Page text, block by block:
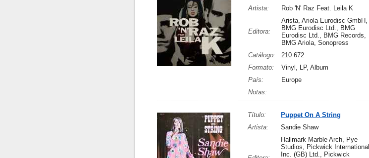
Artista:
Rob 'N' Raz Feat. Leila K
Editora:
Arista, Ariola Eurodisc GmbH,
BMG Eurodisc Ltd., BMG
Eurodisc Ltd., BMG Records,
BMG Ariola, Sonopress
Catálogo: 210 672
Formato:
Vinyl, LP, Album
País:
Europe
Notas:
Título: Puppet On A String
Artista:
Sandie Shaw
Hallmark Marble Arch, Pye
Studios, Pickwick International
Inc. (GB) Ltd., Pickwick